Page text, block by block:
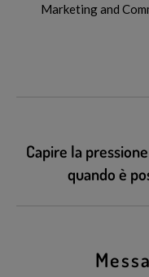
Marketing and
Capire la
quando è